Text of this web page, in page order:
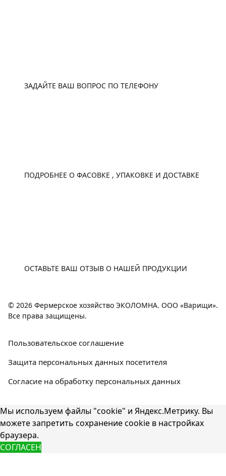
ЗАДАЙТЕ ВАШ ВОПРОС ПО ТЕЛЕФОНУ
ПОДРОБНЕЕ О ФАСОВКЕ , УПАКОВКЕ И ДОСТАВКЕ
ОСТАВЬТЕ ВАШ ОТЗЫВ О НАШЕЙ ПРОДУКЦИИ
© 2026 Фермерское хозяйство ЭКОЛОМНА. ООО «Варищи».
Все права защищены.
Пользовательское соглашение
Защита персональных данных посетителя
Согласие на обработку персональных данных
Мы используем файлы "cookie" и Яндекс.Метрику. Вы
можете запретить сохранение cookie в настройках
браузера.
СОГЛАСЕН